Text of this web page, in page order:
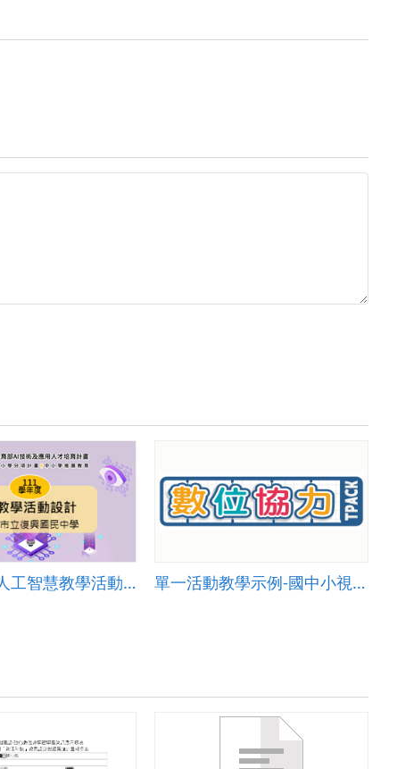
[111學年]人工智慧教學活動設計―臺南市立復興國民中學 單一活動教學示例-國中小視覺 001